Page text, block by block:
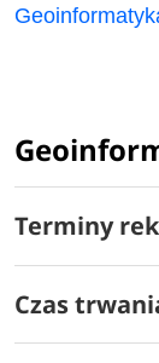
Terminy
Czas